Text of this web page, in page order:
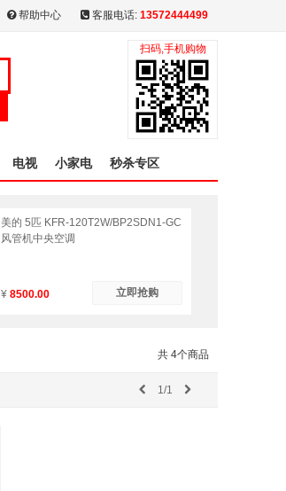
客服电话: 13572444499
帮助中心
扫码,手机购物
电视 小家电 秒杀专区
美的 5匹 KFR-120T2W/BP2SDN1-GC
风管机中央空调
¥ 8500.00 立即抢购
共 4个商品
1/1